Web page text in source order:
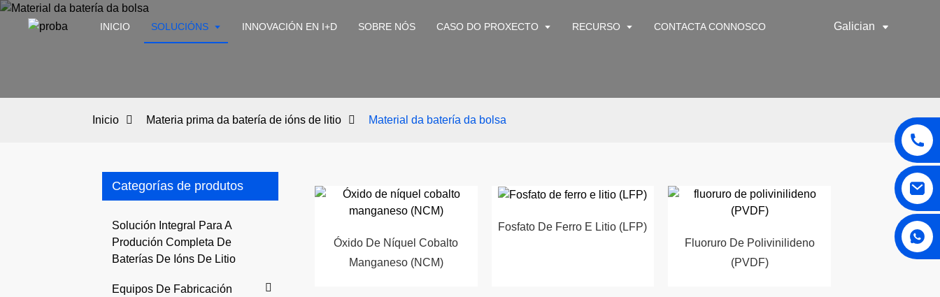
INICIO SOLUCIÓNS INNOVACIÓN EN I+D SOBRE NÓS CASO DO PROXECTO RECURSO CONTACTA CONNOSCO Galician
Inicio Materia prima da batería de ións de litio Material da batería da bolsa
Categorías de produtos
Solución Integral Para A
Produción Completa De
Baterías De Ións De Litio
Equipos De Fabricación
Óxido De Níquel Cobalto
Manganeso (NCM)
Fosfato De Ferro E Litio (LFP)
Fluoruro De Polivinilideno
(PVDF)